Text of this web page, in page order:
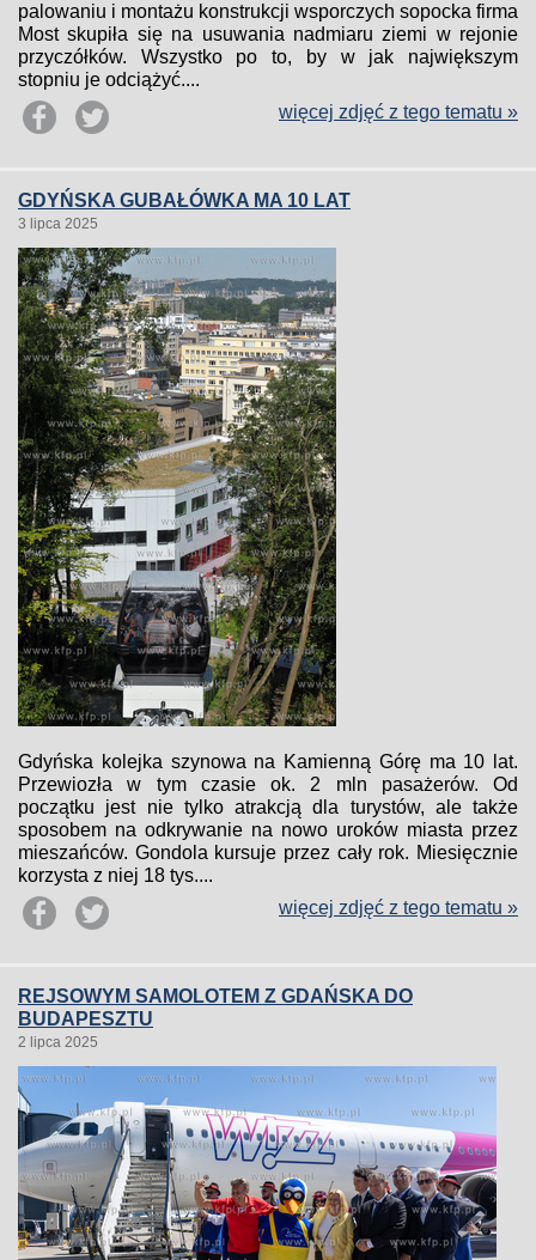
palowaniu i montażu konstrukcji wsporczych sopocka firma
Most skupiła się na usuwania nadmiaru ziemi w rejonie
przyczółków. Wszystko po to, by w jak największym
stopniu je odciążyć....
więcej zdjęć z tego tematu »
GDYŃSKA GUBAŁÓWKA MA 10 LAT
3 lipca 2025
Gdyńska kolejka szynowa na Kamienną Górę ma 10 lat.
Przewiozła w tym czasie ok. 2 mln pasażerów. Od
początku jest nie tylko atrakcją dla turystów, ale także
sposobem na odkrywanie na nowo uroków miasta przez
mieszańców. Gondola kursuje przez cały rok. Miesięcznie
korzysta z niej 18 tys....
więcej zdjęć z tego tematu »
REJSOWYM SAMOLOTEM Z GDAŃSKA DO
BUDAPESZTU
2 lipca 2025